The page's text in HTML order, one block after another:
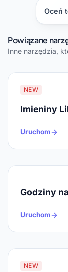
Oceń
Powiązane
Inne narzędzia,
NEW
Imieniny
Uruchom
Godziny
Uruchom
NEW